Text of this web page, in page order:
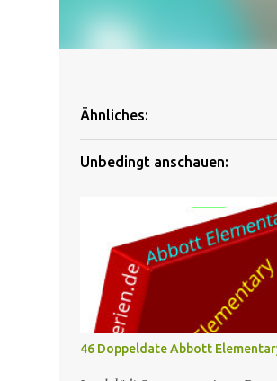
Ähnliches:
Unbedingt anschauen:
46 Doppeldate Abbott